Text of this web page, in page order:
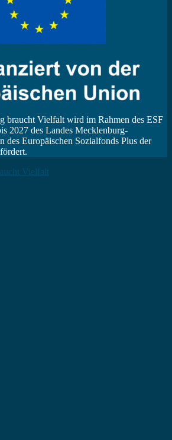
braucht Vielfalt wird im Rahmen des ESF
2027 des Landes Mecklenburg-
des Europäischen Sozialfonds Plus der
Vielfalt